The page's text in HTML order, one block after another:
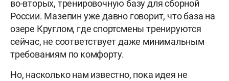
во-вторых, тренировочную базу для сборной
России. Мазепин уже давно говорит, что база на
озере Круглом, где спортсмены тренируются
сейчас, не соответствует даже минимальным
требованиям по комфорту.
Но, насколько нам известно, пока идея не